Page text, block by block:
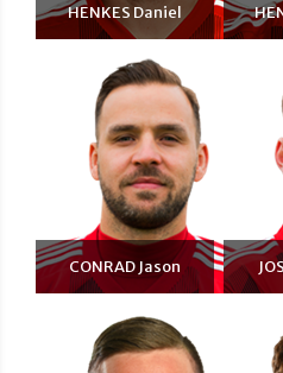
HENKES Daniel
CONRAD Jason